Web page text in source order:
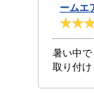
ームエ
暑い中
取り付